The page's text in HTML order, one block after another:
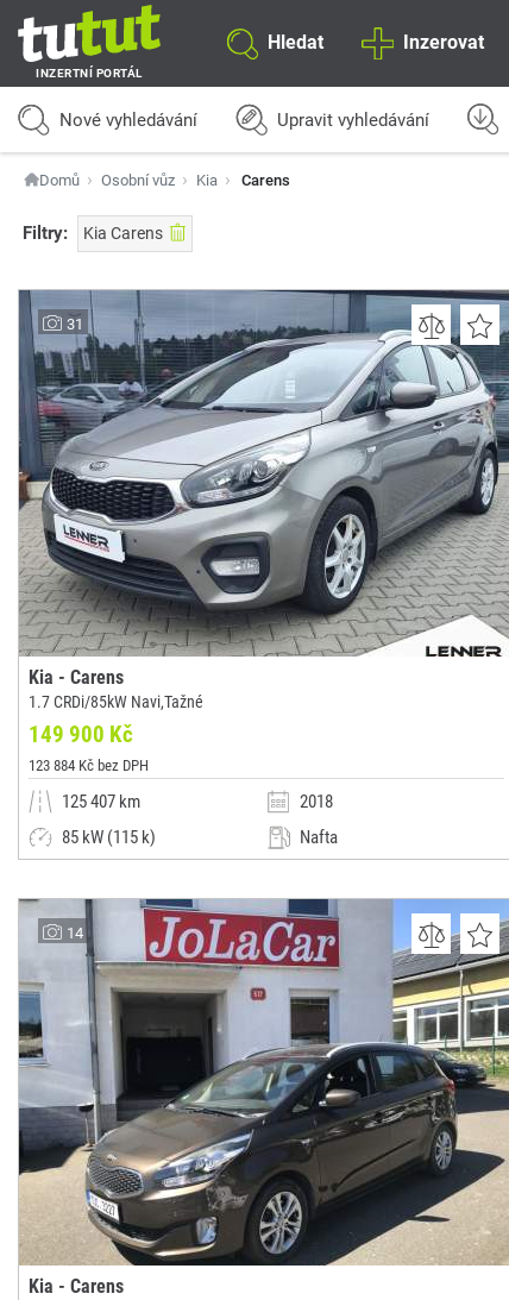
INZERTNÍ PORTÁL
Hledat Inzerovat
Nové vyhledávání Upravit vyhledávání
Domů Osobní vůz Kia Carens
Filtry: Kia Carens
31
Kia - Carens
1.7 CRDi/85kW Navi,Tažné
149 900 Kč
123 884 Kč bez DPH
125 407 km
2018
85 kW (115 k)
Nafta
Lenner Motors s.r.o.
Praha 4 - Braník
(0x)
14
Kia - Carens